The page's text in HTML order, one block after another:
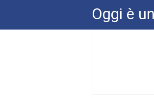
Oggi è